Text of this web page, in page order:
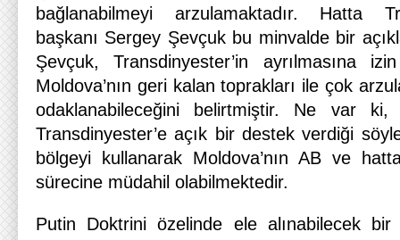
bağlanabilmeyi arzulamaktadır. Hatta
başkanı Sergey Şevçuk bu minvalde bir
Şevçuk, Transdinyester’in ayrılmasına
Moldova’nın geri kalan toprakları ile çok
odaklanabileceğini belirtmiştir. Ne var
Transdinyester’e açık bir destek verdiği
bölgeyi kullanarak Moldova’nın AB ve
sürecine müdahil olabilmektedir.
Putin Doktrini özelinde ele alınabilecek